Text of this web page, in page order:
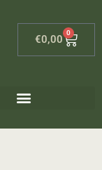
€0,00
0